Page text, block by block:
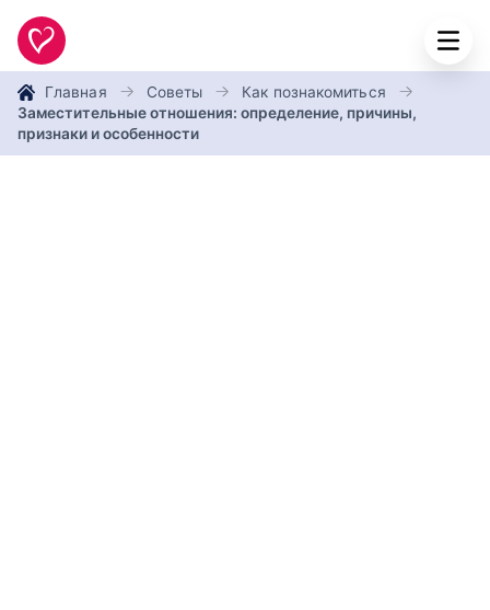
Главная Советы
Как познакомиться
Заместительные отношения: определение, причины,
признаки и особенности